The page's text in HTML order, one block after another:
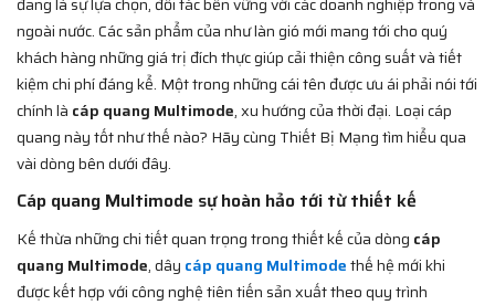
ngoài nước. Các sản phẩm của như làn gió mới mang tới cho quý
khách hàng những giá trị đích thực giúp cải thiện công suất và tiết
kiệm chi phí đáng kể. Một trong những cái tên được ưu ái phải nói tới
chính là cáp quang Multimode, xu hướng của thời đại. Loại cáp
quang này tốt như thế nào? Hãy cùng Thiết Bị Mạng tìm hiểu qua
vài dòng bên dưới đây.
Cáp quang Multimode sự hoàn hảo tới từ thiết kế
Kế thừa những chi tiết quan trọng trong thiết kế của dòng cáp
quang Multimode, dây cáp quang Multimodethế hệ mới khi
được kết hợp với công nghệ tiên tiến sản xuất theo quy trình